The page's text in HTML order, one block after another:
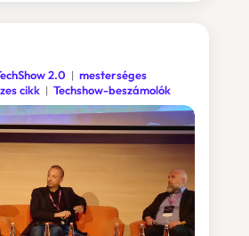
2.0
mesterséges
cikk Techshow-beszámolók